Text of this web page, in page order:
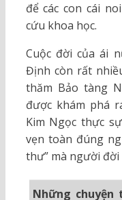
để các con cái
cứu khoa học.
Cuộc đời của ái
Định còn rất
thăm Bảo tàng
được khám phá
Kim Ngọc thực
vẹn toàn đúng
thư” mà người
Những chuyện